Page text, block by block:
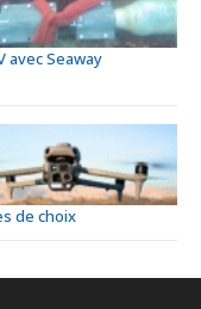
avec Seaway
de choix